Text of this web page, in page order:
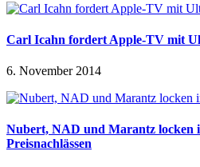
Carl Icahn fordert Apple-TV mit
6. November 2014
Nubert, NAD und Marantz locken
Preisnachlässen